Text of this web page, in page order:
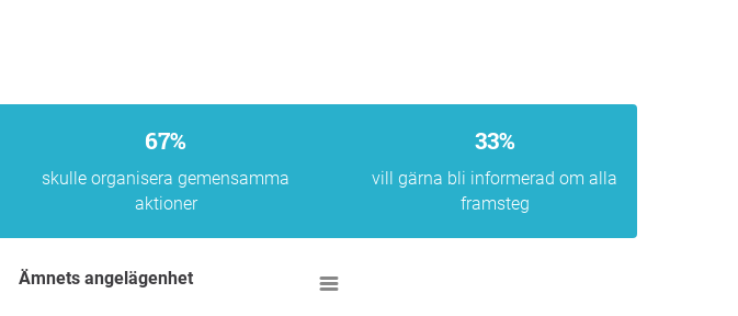
67%
skulle organisera gemensamma
aktioner
33%
vill gärna bli informerad om alla
framsteg
Ämnets angelägenhet